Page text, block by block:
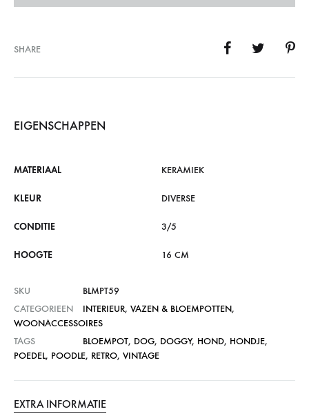
SHARE
EIGENSCHAPPEN
MATERIAAL KERAMIEK
KLEUR DIVERSE
CONDITIE 3/5
HOOGTE 16 CM
SKU
BLMPT59
CATEGORIEEN
INTERIEUR, VAZEN & BLOEMPOTTEN,
WOONACCESSOIRES
TAGS
BLOEMPOT, DOG, DOGGY, HOND, HONDJE,
POEDEL, POODLE, RETRO, VINTAGE
EXTRA INFORMATIE